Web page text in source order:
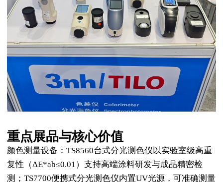
重点展品与核心价值
颜色测量设备：TS8560台式分光测色仪以实验室级高重
复性（ΔE*ab≤0.01）支持高端涂料研发与成品精密检
测；TS7700便携式分光测色仪内置UV光源，可准确测量